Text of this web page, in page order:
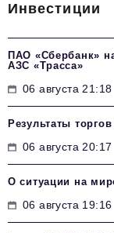
Инвестиции
ПАО «Сбербанк»
АЗС «Трасса»
06 августа 21:18
Результаты
06 августа 20:17
О ситуации на
06 августа 19:16